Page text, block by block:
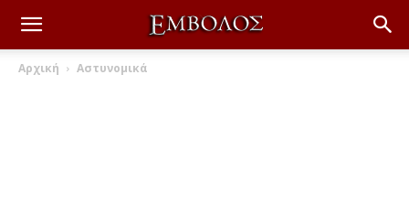
Αρχική Αστυνομικά